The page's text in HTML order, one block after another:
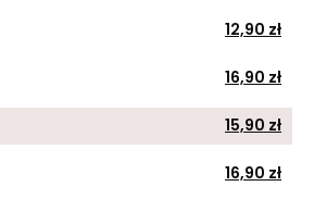
12,90 zł
16,90 zł
15,90 zł
16,90 zł